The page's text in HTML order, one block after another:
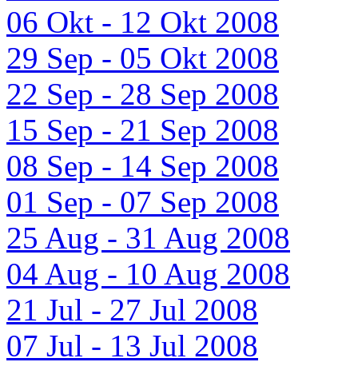
06 Okt - 12 Okt 2008
29 Sep - 05 Okt 2008
22 Sep - 28 Sep 2008
15 Sep - 21 Sep 2008
08 Sep - 14 Sep 2008
01 Sep - 07 Sep 2008
25 Aug - 31 Aug 2008
04 Aug - 10 Aug 2008
21 Jul - 27 Jul 2008
07 Jul - 13 Jul 2008